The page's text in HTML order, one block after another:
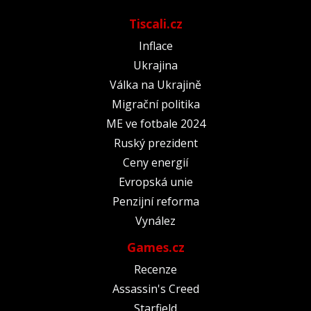
Tiscali.cz
Inflace
Ukrajina
Válka na Ukrajině
Migrační politika
ME ve fotbale 2024
Ruský prezident
Ceny energií
Evropská unie
Penzijní reforma
Vynález
Games.cz
Recenze
Assassin's Creed